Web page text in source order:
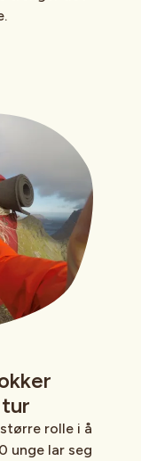
rolle i å
unge lar seg